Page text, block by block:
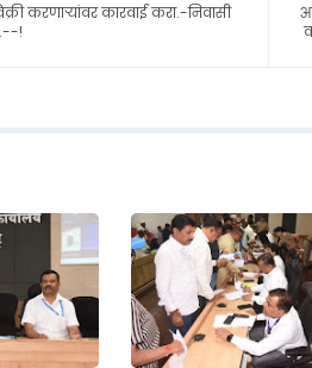
करणाऱ्यांवर कारवाई करा.-निवासी
!